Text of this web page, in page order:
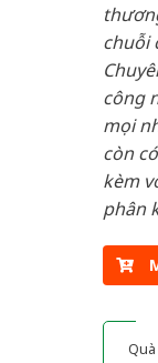
chuỗi
công
mọi
còn
kèm
phân